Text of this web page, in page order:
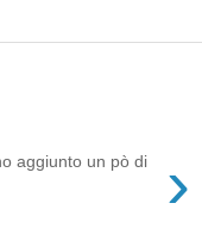
›
aggiunto un pò di